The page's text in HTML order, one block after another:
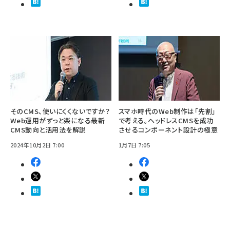
そのCMS、使いにくくないですか？
Web運用がずっと楽になる最新
CMS動向と活用法を解説
2024年10月2日 7:00
スマホ時代のWeb制作は「先割」
で考える。ヘッドレスCMSを成功
させるコンポーネント設計の極意
1月7日 7:05